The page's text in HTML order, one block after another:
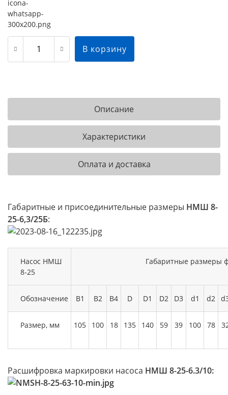
В корзину
Описание
Характеристики
Оплата и доставка
Габаритные и присоединительные размеры НМШ 8-
25-6,3/25Б:
Насос НМШ
8-25
Габаритные размеры
Обозначение B1 B2 B4 D D1 D2 D3 d1 d2
Размер, мм 105 100 18 135 140 59 39 100 78
Расшифровка маркировки насоса НМШ 8-25-6.3/10: